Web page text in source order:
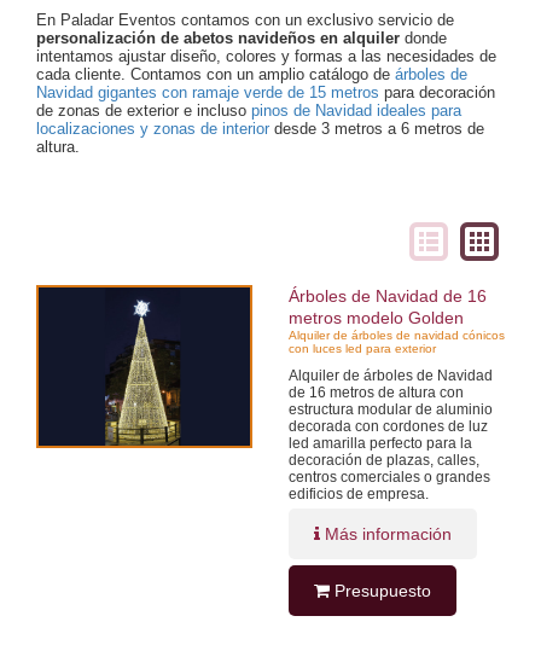
En Paladar Eventos contamos con un exclusivo servicio de
personalización de abetos navideños en alquiler donde
intentamos ajustar diseño, colores y formas a las necesidades de
cada cliente. Contamos con un amplio catálogo de árboles de
Navidad gigantes con ramaje verde de 15 metros para decoración
de zonas de exterior e incluso pinos de Navidad ideales para
localizaciones y zonas de interior desde 3 metros a 6 metros de
altura.
Árboles de Navidad de 16
metros modelo Golden
Alquiler de árboles de navidad cónicos
con luces led para exterior
Alquiler de árboles de Navidad
de 16 metros de altura con
estructura modular de aluminio
decorada con cordones de luz
led amarilla perfecto para la
decoración de plazas, calles,
centros comerciales o grandes
edificios de empresa.
Más información
Presupuesto